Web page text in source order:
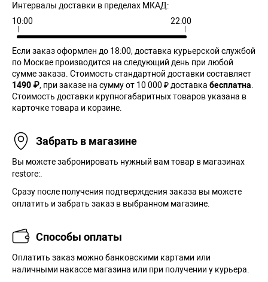
Интервалы доставки в пределах МКАД:
10:00
22:00
Если заказ оформлен до 18:00, доставка курьерской службой
по Москве производится на следующий день при любой
сумме заказа. Cтоимость стандартной доставки составляет
1490 ₽, при заказе на сумму от 10 000 ₽ доставка бесплатна
Стоимость доставки крупногабаритных товаров указана в
карточке товара и корзине.
Забрать в магазине
Вы можете забронировать нужный вам товар в магазинах
restore:.
Сразу после получения подтверждения заказа вы можете
оплатить и забрать заказ в выбранном магазине.
Способы оплаты
Оплатить заказ можно банковскими картами или
наличными накассе магазина или при получении у курьера.